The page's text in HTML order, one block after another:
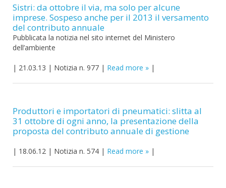
Sistri: da ottobre il via, ma solo per alcune
imprese. Sospeso anche per il 2013 il versamento
del contributo annuale
Pubblicata la notizia nel sito internet del Ministero
dell’ambiente
| 21.03.13 | Notizia n. 977 | Read more |
Produttori e importatori di pneumatici: slitta al
31 ottobre di ogni anno, la presentazione della
proposta del contributo annuale di gestione
| 18.06.12 | Notizia n. 574 | Read more |